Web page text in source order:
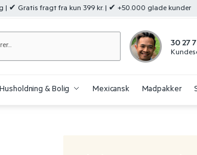
| ✔ Gratis fragt fra kun 399 kr. | ✔ +50.000 glade kunder
30 27
Husholdning & Bolig Mexicansk Madpakker